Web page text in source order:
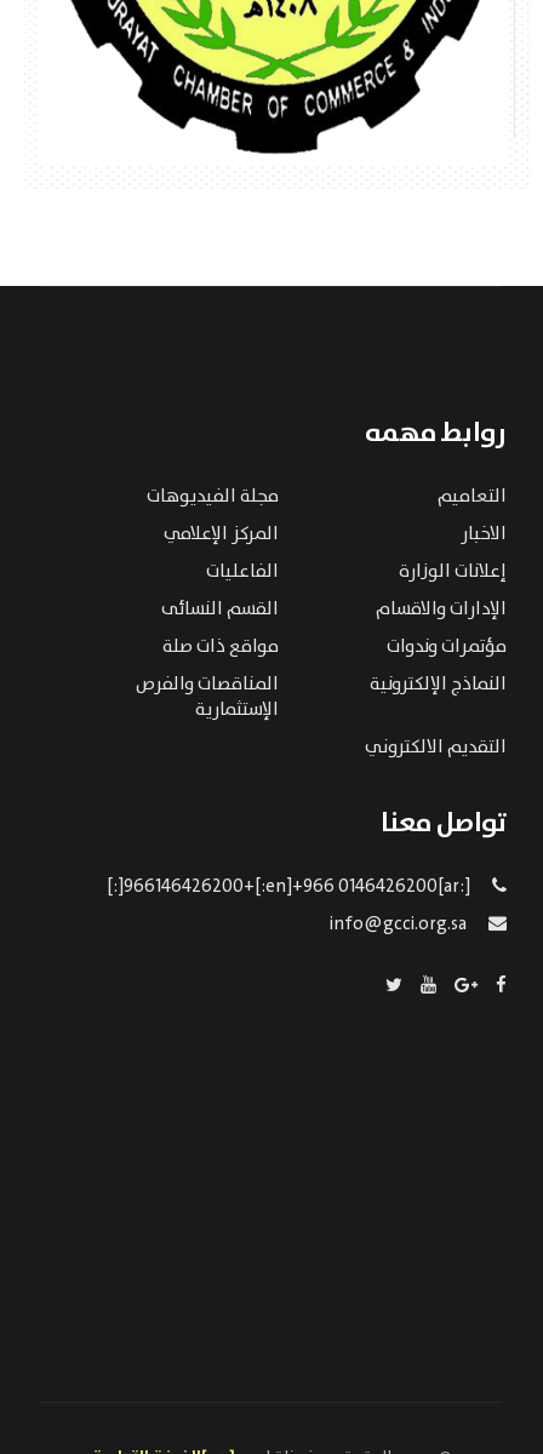
روابط مهمه
التعاميم
مجلة الفيديوهات
الاخبار
المركز الإعلامي
إعلانات الوزارة
الفاعليات
الإدارات والاقسام
القسم النسائى
مؤتمرات وندوات
مواقع ذات صلة
النماذج الإلكترونية
المناقصات والفرص
الإستثمارية
التقديم الالكتروني
تواصل معنا
[:ar]966146426200+[:en]+966 0146426200[:]